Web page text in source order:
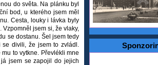
do světa. Na plánku byl
bod, u kterého jsem měl
Cesta, louky i lávka byly
jsem si, že vlaky,
se dostanu. Šel jsem tedy
divili, že jsem to zvládl.
to vytkne. Převlékli mne
jsem se zapojil do jejich